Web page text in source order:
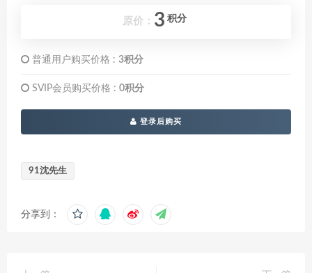
原价： 3 积分
普通用户购买价格 : 3积分
SVIP会员购买价格 : 0积分
登录后购买
91沈先生
分享到：